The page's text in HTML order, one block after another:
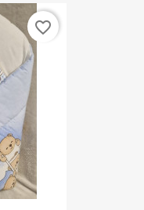
favorite_border